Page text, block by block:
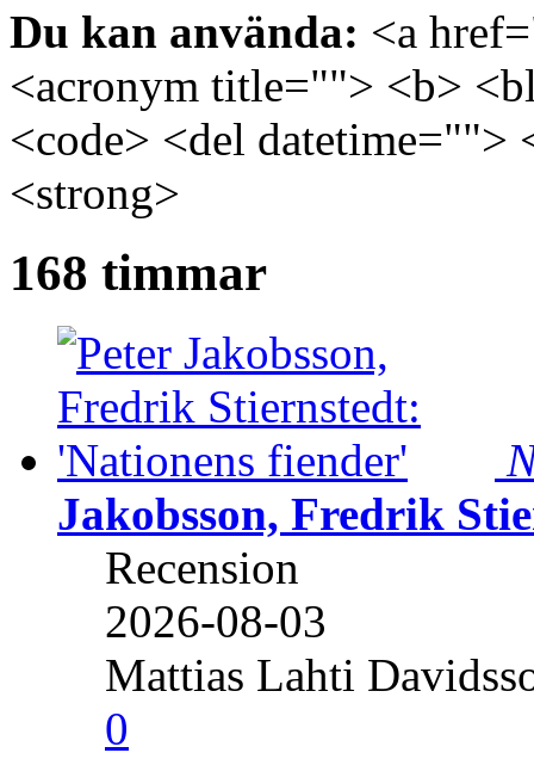
Du kan använda: <a
<acronym title=""> <b>
<code> <del
<strong>
168 timmar
Jakobsson, Fredrik
Recension
2026-08-03
Mattias Lahti
0